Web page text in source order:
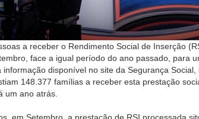
a receber o Rendimento Social de Inserção
face a igual período do ano passado, para
informação disponível no site da Segurança
148.377 famílias a receber esta prestação
um ano atrás.
em Setembro, a prestação de RSI processada